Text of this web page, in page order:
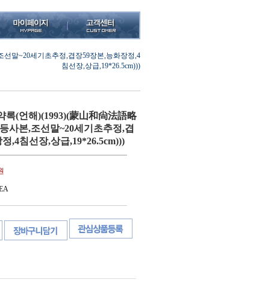
말~20세기초추정,겹장59장본,능화장정,4
침선장,상급,19*26.5cm)))
록(언해)(1993)(蒙山和尙法語略
사본,조선말~20세기초추정,겹
,4침선장,상급,19*26.5cm)))